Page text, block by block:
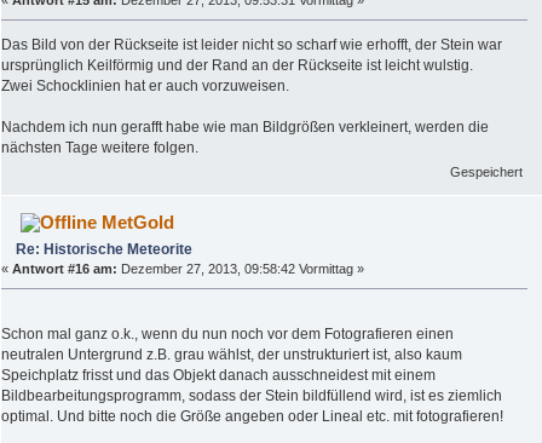
Das Bild von der Rückseite ist leider nicht so scharf wie erhofft, der Stein war
ursprünglich Keilförmig und der Rand an der Rückseite ist leicht wulstig.
Zwei Schocklinien hat er auch vorzuweisen.
Nachdem ich nun gerafft habe wie man Bildgrößen verkleinert, werden die
nächsten Tage weitere folgen.
Gespeichert
MetGold
Re: Historische Meteorite
« Antwort #16 am: Dezember 27, 2013, 09:58:42 Vormittag »
Schon mal ganz o.k., wenn du nun noch vor dem Fotografieren einen
neutralen Untergrund z.B. grau wählst, der unstrukturiert ist, also kaum
Speichplatz frisst und das Objekt danach ausschneidest mit einem
Bildbearbeitungsprogramm, sodass der Stein bildfüllend wird, ist es ziemlich
optimal. Und bitte noch die Größe angeben oder Lineal etc. mit fotografieren!